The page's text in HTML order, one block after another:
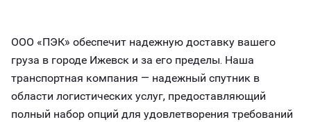
ООО «ПЭК» обеспечит надежную доставку вашего
груза в городе Ижевск и за его пределы. Наша
транспортная компания — надежный спутник в
области логистических услуг, предоставляющий
полный набор опций для удовлетворения требований